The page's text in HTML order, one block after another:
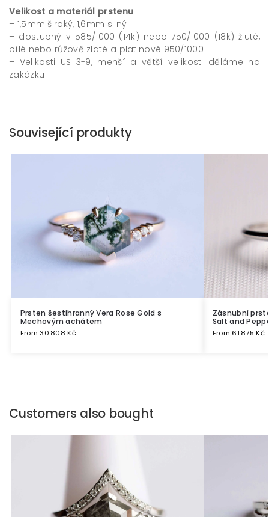
Velikost a materiál prstenu
– 1,5mm široký, 1,6mm silný
– dostupný v 585/1000 (14k) nebo 750/1000 (18k) žluté,
bílé nebo růžově zlaté a platinové 950/1000
– Velikosti US 3-9, menší a větší velikosti děláme na
zakázku
Související produkty
Prsten šestihranný Vera Rose Gold s
Mechovým achátem
From30.808Kč
Zásnubní
Salt and
From 61.875Kč
Customers also bought